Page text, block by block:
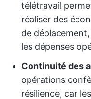
télétravail
réaliser des
de
les dépenses
Continuité des
opérations
résilience, car